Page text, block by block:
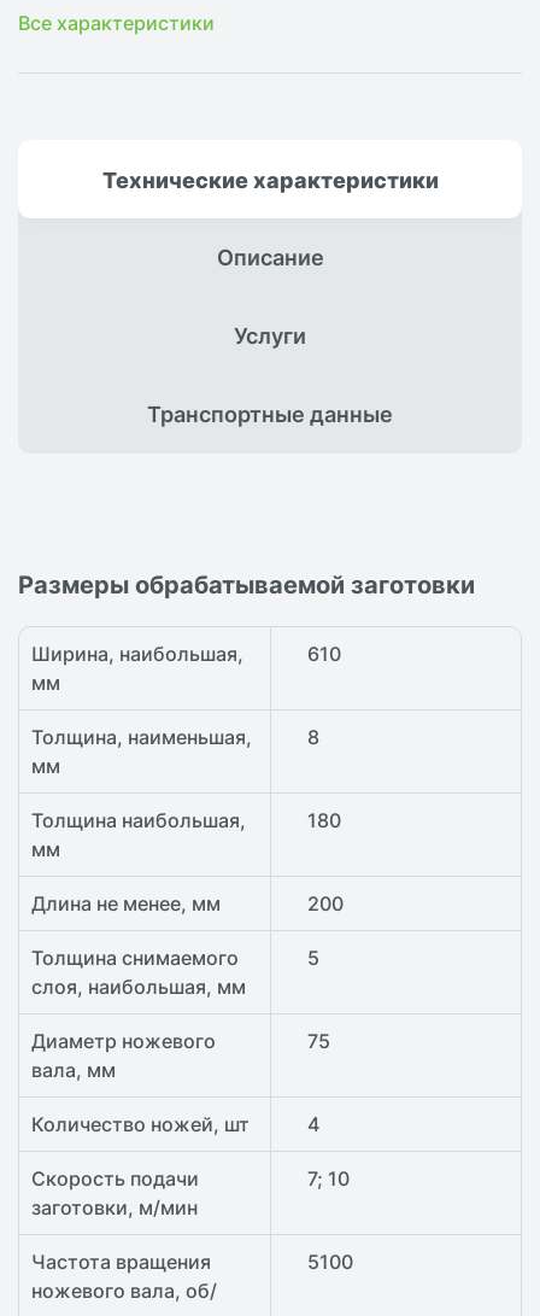
Все характеристики
Техническиехарактеристики
Описание
Услуги
Транспортныеданные
Размеры обрабатываемой заготовки
Ширина, наибольшая,
мм
610
Толщина, наименьшая,
мм
8
Толщина наибольшая,
мм
180
Длина не менее, мм 200
Толщина снимаемого
слоя, наибольшая, мм
5
Диаметр ножевого
вала, мм
75
Количество ножей, шт 4
Скорость подачи
заготовки, м/мин
7; 10
Частота вращения
ножевого вала, об/
5100